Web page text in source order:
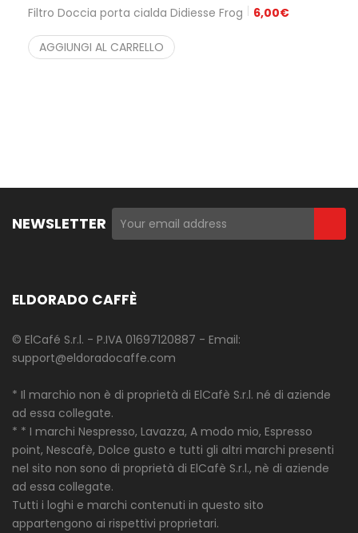
Filtro Doccia porta cialda Didiesse Frog 6,00€
AGGIUNGI AL CARRELLO
NEWSLETTER
ELDORADO CAFFÈ
© ElCafé S.r.l. - P.IVA 01697120887 - Email:
support@eldoradocaffe.com
* Il marchio non è di proprietà di ElCafè S.r.l. né di aziende
ad essa collegate.
* * I marchi Nespresso, Lavazza, A modo mio, Espresso
point, Nescafè, Dolce gusto e tutti gli altri marchi presenti
nel sito non sono di proprietà di ElCafè S.r.l., nè di aziende
ad essa collegate.
Tutti i loghi e marchi contenuti in questo sito
appartengono ai rispettivi proprietari.